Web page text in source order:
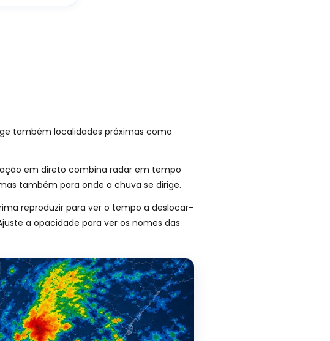
também localidades próximas como
em direto combina radar em tempo
também para onde a chuva se dirige.
reproduzir para ver o tempo a deslocar-
a opacidade para ver os nomes das